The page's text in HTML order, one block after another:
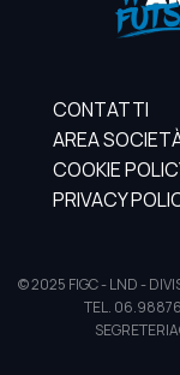
CONTATTI
AREA
COOKIE
PRIVACY
© 2025 FIGC - LND -
TEL.